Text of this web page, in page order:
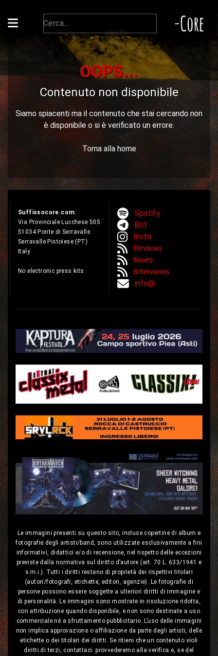
-Core
OOPS...
Contenuto non disponibile
Siamo spiacenti ma il contenuto che stai cercando non
è disponibile o si è verificato un errore.
Torna alla home
Suffissocore.com:
Via Provinciale Lucchese 505
51034 Ponte di Serravalle
Serravalle Pistoiese (PT)
Italy
No electronic press kits.
Spotify
Bot
Insta
Reviews
News
Interviews
info@
Le immagini presenti su questo sito, incluse copertine di album e
fotografie degli artisti/band, sono utilizzate esclusivamente a fini
informativi, didattici e/o di recensione, nel rispetto delle eccezioni
previste dalla normativa sul diritto d’autore (art. 70 L. 633/1941 e
s.m.i.). Tutti i diritti restano di proprietà dei rispettivi titolari
(autori/fotografi, etichette, editori, agenzie). Le fotografie di
persone possono essere soggette a ulteriori diritti di immagine e
di personalità. Le immagini sono mostrate in risoluzione ridotta,
con attribuzione quando disponibile, e non sono destinate a uso
commerciale né a sfruttamento pubblicitario. L’uso delle immagini
non implica approvazione o affiliazione da parte degli artisti, delle
etichette o dei titolari dei diritti. Se ritieni che un contenuto violi
diritti di terzi, contattaci: provvederemo alla verifica e, se del